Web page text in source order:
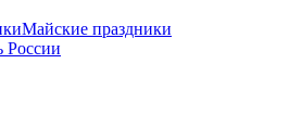
Майские праздники
России